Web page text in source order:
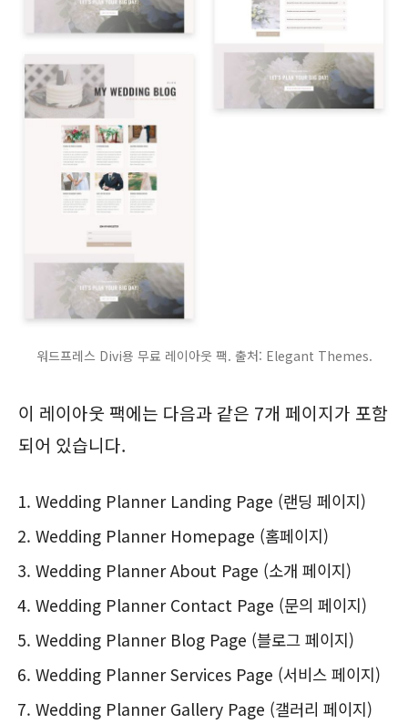
워드프레스 Divi용 무료 레이아웃 팩. 출처: Elegant Themes.
이 레이아웃 팩에는 다음과 같은 7개 페이지가 포함
되어 있습니다.
Wedding Planner Landing Page (랜딩 페이지)
Wedding Planner Homepage (홈페이지)
Wedding Planner About Page (소개 페이지)
Wedding Planner Contact Page (문의 페이지)
Wedding Planner Blog Page (블로그 페이지)
Wedding Planner Services Page (서비스 페이지)
Wedding Planner Gallery Page (갤러리 페이지)